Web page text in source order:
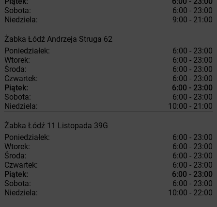
Sobota:
6:00 - 23:00
Niedziela:
9:00 - 21:00
Żabka Łódź Andrzeja Struga 62
Poniedziałek:
6:00 - 23:00
Wtorek:
6:00 - 23:00
Środa:
6:00 - 23:00
Czwartek:
6:00 - 23:00
Piątek:
6:00 - 23:00
Sobota:
6:00 - 23:00
Niedziela:
10:00 - 21:00
Żabka Łódź 11 Listopada 39G
Poniedziałek:
6:00 - 23:00
Wtorek:
6:00 - 23:00
Środa:
6:00 - 23:00
Czwartek:
6:00 - 23:00
Piątek:
6:00 - 23:00
Sobota:
6:00 - 23:00
Niedziela:
10:00 - 22:00